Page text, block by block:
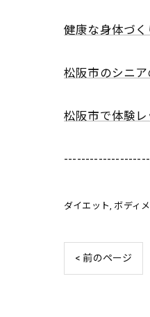
健康な身体づ
松阪市のシニ
松阪市で体験
ダイエット ボディ
< 前のページ